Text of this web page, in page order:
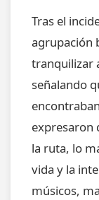
Tras el
agrupación
tranquilizar
señalando
expresaron
la ruta, lo
vida y la
músicos,